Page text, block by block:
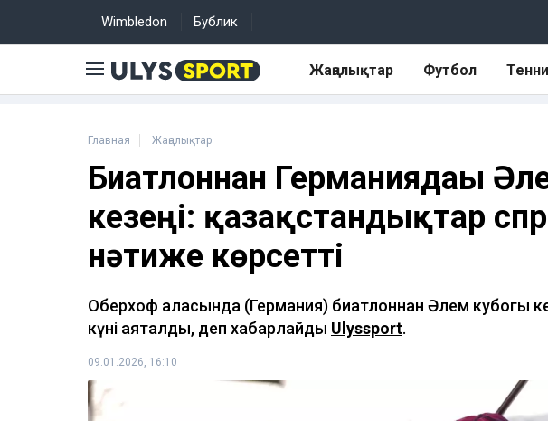
Wimbledon Бублик
Жаңалықтар Футбол
Главная Жаңалықтар
Биатлоннан Германиядағы
кезеңі: қазақстандықтар
нәтиже көрсетті
Оберхоф қаласында (Германия) биатлоннан Әлем кубогы
күні аяқталды, деп хабарлайды Ulyssport.
09.01.2026, 16:10